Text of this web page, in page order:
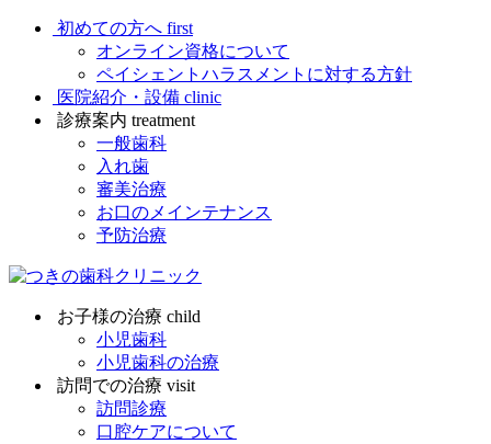
初めての方へ first
オンライン資格について
ペイシェントハラスメントに対する方針
医院紹介・設備 clinic
診療案内 treatment
一般歯科
入れ歯
審美治療
お口のメインテナンス
予防治療
お子様の治療 child
小児歯科
小児歯科の治療
訪問での治療 visit
訪問診療
口腔ケアについて